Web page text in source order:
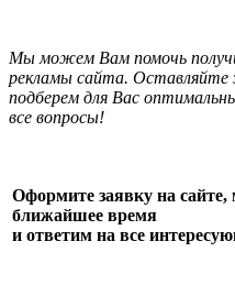
Мы можем Вам помочь
рекламы сайта. Оставляйте
подберем для Вас
все вопросы!
Оформите заявку на
ближайшее время
и ответим на все